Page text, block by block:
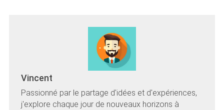
Vincent
Passionné par le partage d'idées et d'expériences,
j'explore chaque jour de nouveaux horizons à